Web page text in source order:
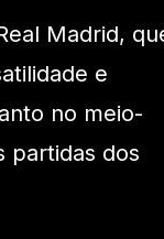
Madrid,
e
no meio-
partidas dos